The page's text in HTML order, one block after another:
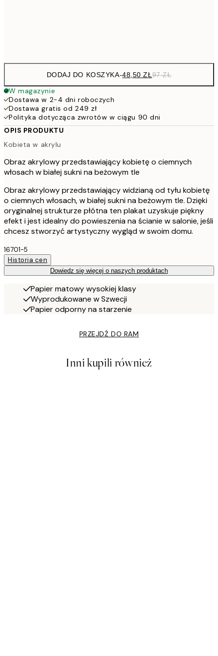
DODAJ DO KOSZYKA-48,50 ZŁ97 ZŁ
W magazynie
Dostawa w 2-4 dni roboczych
Dostawa gratis od 249 zł
Polityka dotycząca zwrotów w ciągu 90 dni
OPIS PRODUKTU
Kobieta w akrylu
Obraz akrylowy przedstawiający kobietę o ciemnych
włosach w białej sukni na beżowym tle
Obraz akrylowy przedstawiający widzianą od tyłu kobietę
o ciemnych włosach, w białej sukni na beżowym tle. Dzięki
oryginalnej strukturze płótna ten plakat uzyskuje piękny
efekt i jest idealny do powieszenia na ścianie w salonie, jeśli
chcesz stworzyć artystyczny wygląd w swoim domu.
16701-5
Historia cen
Dowiedz się więcej o naszych produktach
Papier matowy wysokiej klasy
Wyprodukowane w Szwecji
Papier odporny na starzenie
PRZEJDŹ DO RAM
Inni kupili również